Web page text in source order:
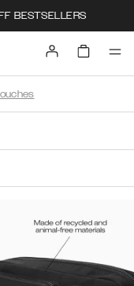
BESTSELLERS